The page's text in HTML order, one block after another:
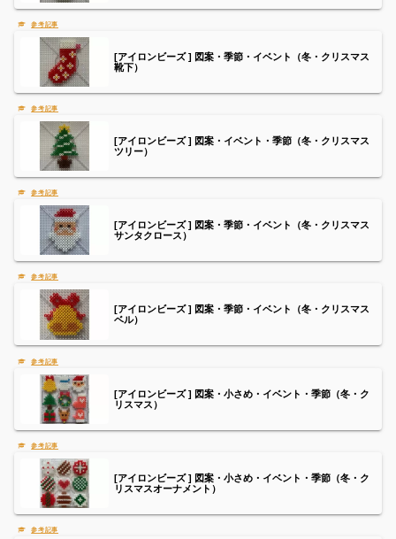
[アイロンビーズ ] 図案・季節・イベント（冬・クリスマス
靴下）
[アイロンビーズ ] 図案・イベント・季節（冬・クリスマス
ツリー）
[アイロンビーズ ] 図案・季節・イベント（冬・クリスマス
サンタクロース）
[アイロンビーズ ] 図案・季節・イベント（冬・クリスマス
ベル）
[アイロンビーズ ] 図案・小さめ・イベント・季節（冬・ク
リスマス）
[アイロンビーズ ] 図案・小さめ・イベント・季節（冬・ク
リスマスオーナメント）